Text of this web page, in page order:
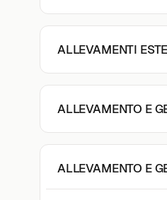
ALLEVAMENTI
ALLEVAMENTO E
ALLEVAMENTO E